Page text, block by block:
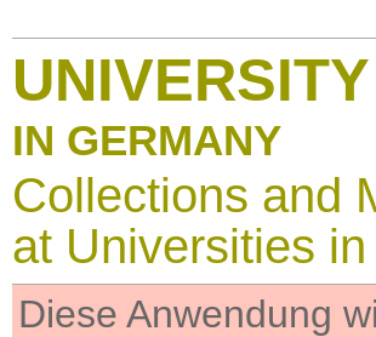
IN GERMANY
Collections and
at Universities
Diese Anwendung